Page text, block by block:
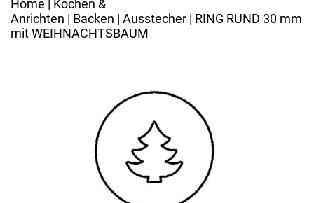
Home | Kochen &
Anrichten | Backen | Ausstecher | RING RUND 30 mm
mit WEIHNACHTSBAUM